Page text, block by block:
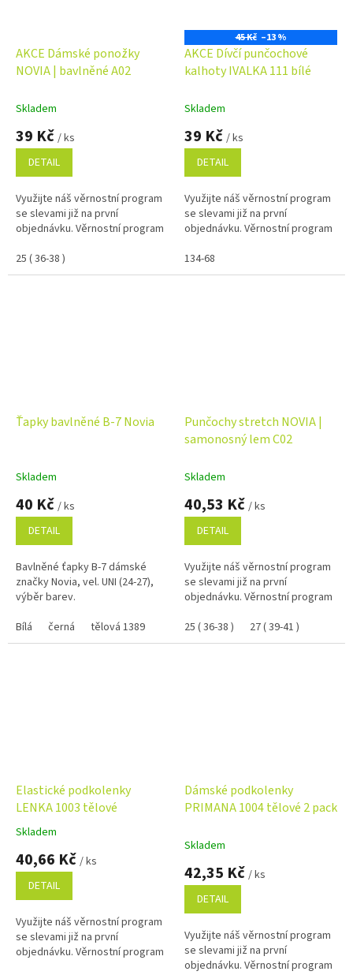
AKCE Dámské ponožky
NOVIA | bavlněné A02
Skladem
39 Kč / ks
DETAIL
Využijte náš věrnostní program
se slevami již na první
objednávku. Věrnostní program
25 ( 36-38 )
45 Kč –13 %
AKCE Dívčí punčochové
kalhoty IVALKA 111 bílé
Skladem
39 Kč / ks
DETAIL
Využijte náš věrnostní program
se slevami již na první
objednávku. Věrnostní program
134-68
Ťapky bavlněné B-7 Novia
Skladem
40 Kč / ks
DETAIL
Bavlněné ťapky B-7 dámské
značky Novia, vel. UNI (24-27),
výběr barev.
Bílá
černá tělová 1389
Punčochy stretch NOVIA |
samonosný lem C02
Skladem
40,53 Kč / ks
DETAIL
Využijte náš věrnostní program
se slevami již na první
objednávku. Věrnostní program
25 ( 36-38 )
27 ( 39-41 )
Elastické podkolenky
LENKA 1003 tělové
Průměrné
produktu
5,0
5
hvězdiček.
Skladem
40,66 Kč / ks
DETAIL
Využijte náš věrnostní program
se slevami již na první
objednávku. Věrnostní program
Dámské podkolenky
PRIMANA 1004 tělové 2 pack
Skladem
42,35 Kč / ks
DETAIL
Využijte náš věrnostní program
se slevami již na první
objednávku. Věrnostní program